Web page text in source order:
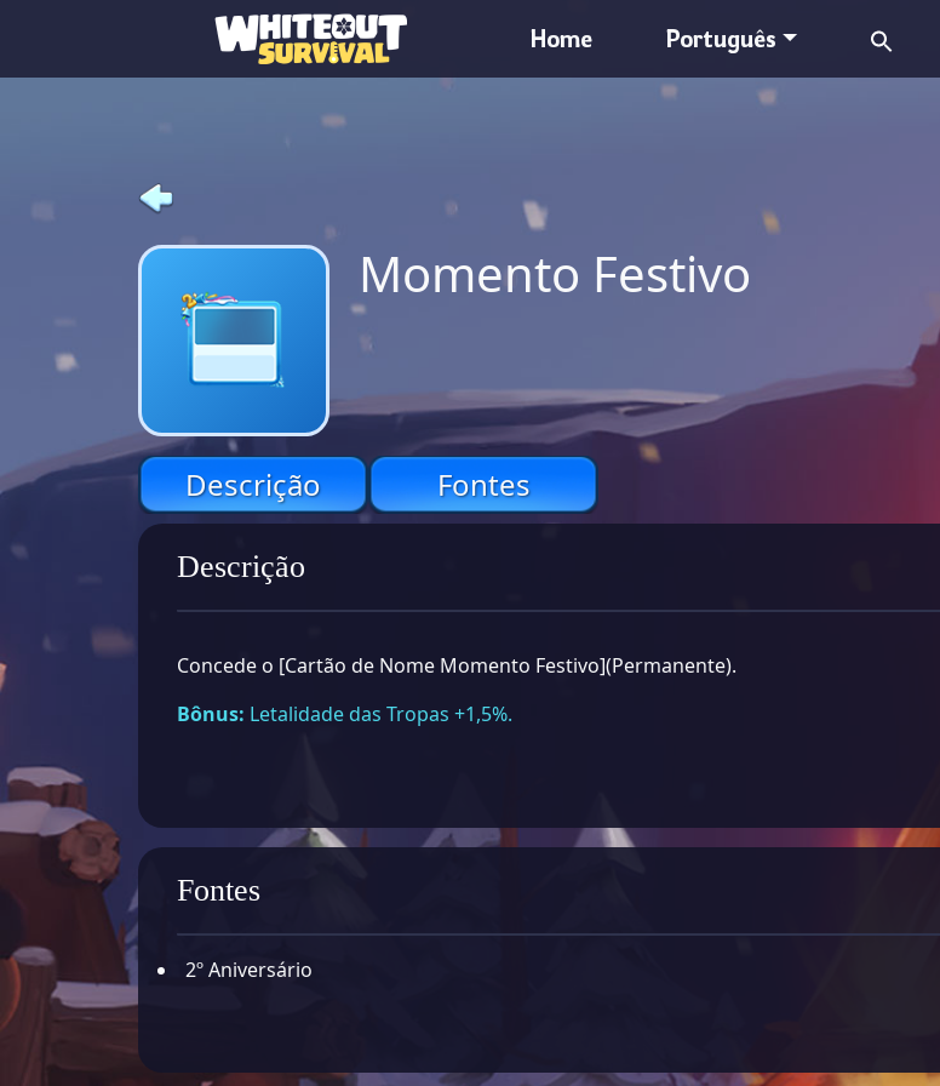
Home Português
Momento Festivo
Descrição Fontes
Descrição
Concede o [Cartão de Nome Momento Festivo](Permanente).
Bônus: Letalidade das Tropas +1,5%.
Fontes
2º Aniversário